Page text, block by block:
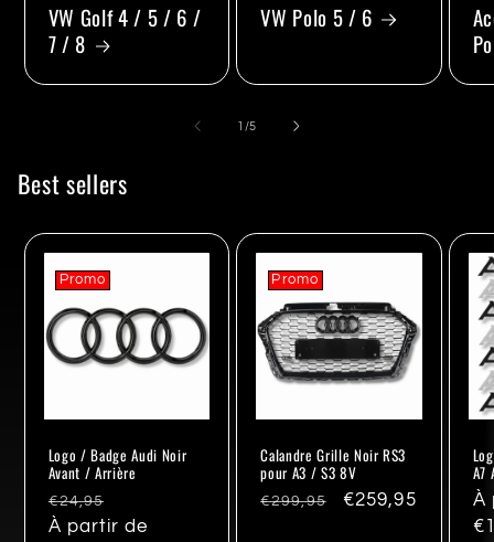
VW Golf 4 / 5 / 6 /
7 / 8
VW Polo 5 / 6
1 /de
5
Best sellers
Promo
Logo / Badge Audi Noir
Avant / Arrière
Prix
habituel
€24,95
À partir de
Promo
Calandre Grille Noir RS3
pour A3 / S3 8V
Prix
€299,95 Promo
€259,95
A7
À